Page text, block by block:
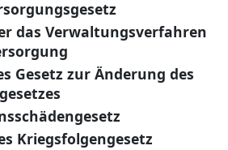
das Verwaltungsverfahren
Gesetz zur Änderung des
Kriegsfolgengesetz